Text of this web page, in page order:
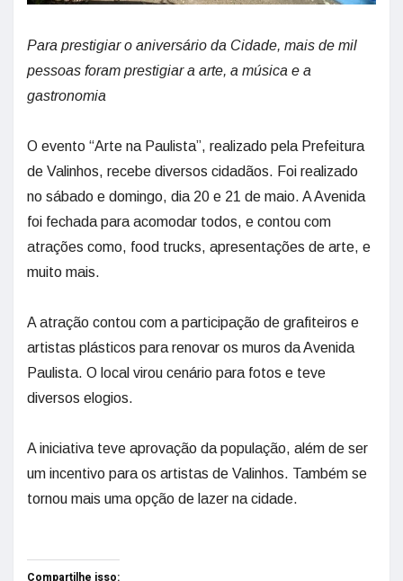
Para prestigiar o aniversário da Cidade, mais de mil
pessoas foram prestigiar a arte, a música e a
gastronomia
O evento “Arte na Paulista”, realizado pela Prefeitura
de Valinhos, recebe diversos cidadãos. Foi realizado
no sábado e domingo, dia 20 e 21 de maio. A Avenida
foi fechada para acomodar todos, e contou com
atrações como, food trucks, apresentações de arte, e
muito mais.
A atração contou com a participação de grafiteiros e
artistas plásticos para renovar os muros da Avenida
Paulista. O local virou cenário para fotos e teve
diversos elogios.
A iniciativa teve aprovação da população, além de ser
um incentivo para os artistas de Valinhos. Também se
tornou mais uma opção de lazer na cidade.
Compartilhe isso: